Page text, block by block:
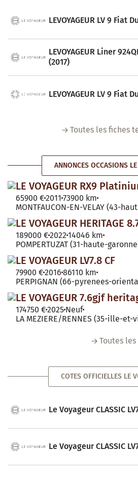
LEVOYAGEUR LV 9 Fiat
LEVOYAGEUR Liner
(2017)
LEVOYAGEUR LV 9 Fiat
Toutes les fiches
ANNONCES OCCASIONS
LE VOYAGEUR RX9
65900 €2011 73900 km
MONTFAUCON-EN-VELAY (43-
LE VOYAGEUR HERITAGE
189000 €2022 14046 km
POMPERTUZAT (31-haute-
LE VOYAGEUR LV7.8 CF
79900 €2016 86110 km
PERPIGNAN (66-pyrenees-
LE VOYAGEUR 7.6gjf
174750 €2025 Neuf
LA MEZIERE/RENNES (35-ille-et-
Toutes
COTES OFFICIELLES LE
Le Voyageur CLASSIC
Le Voyageur CLASSIC